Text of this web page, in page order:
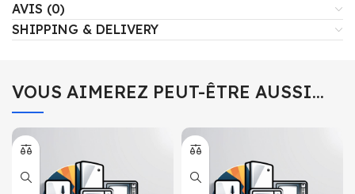
AVIS (0)
SHIPPING & DELIVERY
VOUS AIMEREZ PEUT-ÊTRE AUSSI…